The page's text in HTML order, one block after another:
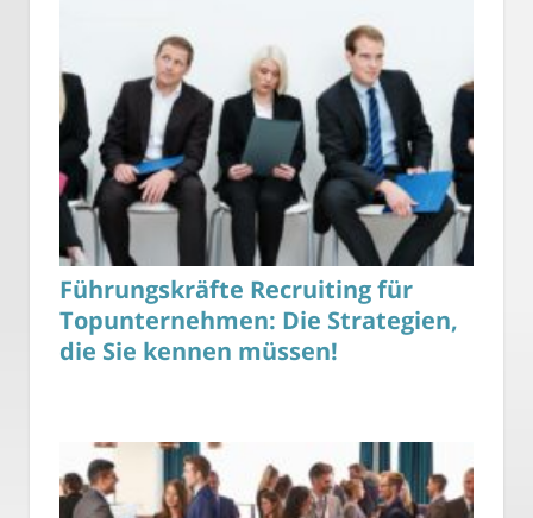
Führungskräfte Recruiting für
Topunternehmen: Die Strategien,
die Sie kennen müssen!